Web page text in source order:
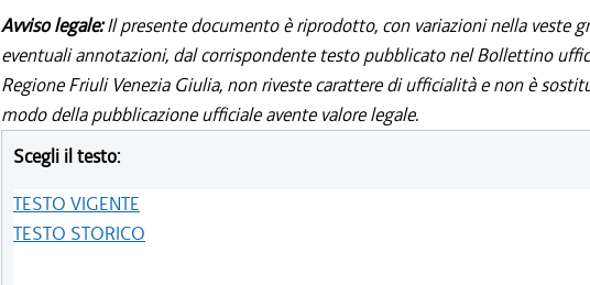
Avviso legale:Il presente documento è riprodotto, con variazioni nella veste
eventuali annotazioni, dal corrispondente testo pubblicato nel Bollettino
Regione Friuli Venezia Giulia, non riveste carattere di ufficialità e non è
modo della pubblicazione ufficiale avente valore legale.
Scegli il testo:
TESTO VIGENTE
TESTO STORICO